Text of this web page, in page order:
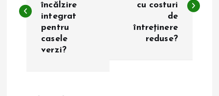
v
încălzire
integrat
pentru
casele
verzi?
cu costuri
de
întreținere
reduse?